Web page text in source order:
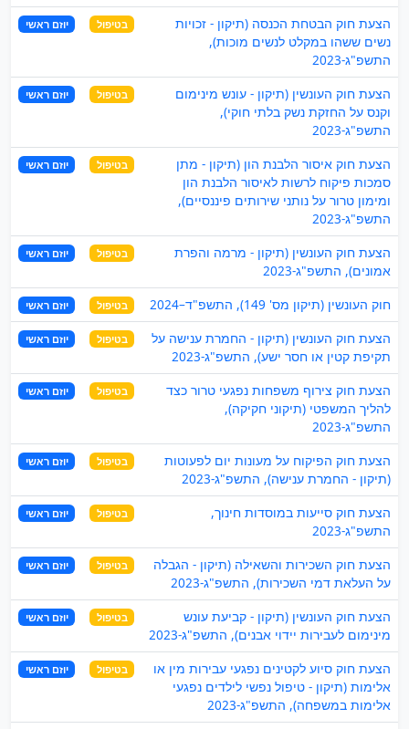
הצעת חוק הבטחת הכנסה (תיקון - זכויות
נשים ששהו במקלט לנשים מוכות),
התשפ"ג-2023
בטיפול יוזם ראשי
הצעת חוק העונשין (תיקון - עונש מינימום
וקנס על החזקת נשק בלתי חוקי),
התשפ"ג-2023
בטיפול יוזם ראשי
הצעת חוק איסור הלבנת הון (תיקון - מתן
סמכות פיקוח לרשות לאיסור הלבנת הון
ומימון טרור על נותני שירותים פיננסיים),
התשפ"ג-2023
בטיפול יוזם ראשי
הצעת חוק העונשין (תיקון - מרמה והפרת
אמונים), התשפ"ג-2023
בטיפול יוזם ראשי
חוק העונשין (תיקון מס' 149), התשפ"ד–2024 בטיפול יוזם ראשי
הצעת חוק העונשין (תיקון - החמרת ענישה על
תקיפת קטין או חסר ישע), התשפ"ג-2023
בטיפול יוזם ראשי
הצעת חוק צירוף משפחות נפגעי טרור כצד
להליך המשפטי (תיקוני חקיקה),
התשפ"ג-2023
בטיפול יוזם ראשי
הצעת חוק הפיקוח על מעונות יום לפעוטות
(תיקון - החמרת ענישה), התשפ"ג-2023
בטיפול יוזם ראשי
הצעת חוק סייעות במוסדות חינוך,
התשפ"ג-2023
בטיפול יוזם ראשי
הצעת חוק השכירות והשאילה (תיקון - הגבלה
על העלאת דמי השכירות), התשפ"ג-2023
בטיפול יוזם ראשי
הצעת חוק העונשין (תיקון - קביעת עונש
מינימום לעבירות יידוי אבנים), התשפ"ג-2023
בטיפול יוזם ראשי
הצעת חוק סיוע לקטינים נפגעי עבירות מין או
אלימות (תיקון - טיפול נפשי לילדים נפגעי
אלימות במשפחה), התשפ"ג-2023
בטיפול יוזם ראשי